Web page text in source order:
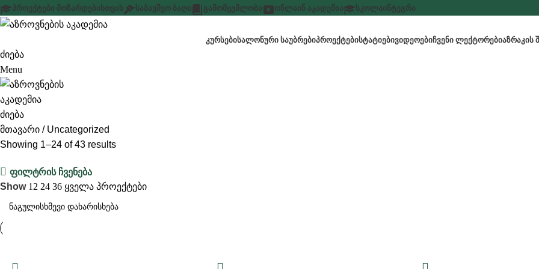
ᲞᲠᲝᲔᲥᲢᲔᲑᲘ ᲛᲝᲖᲐᲠᲓᲔᲑᲘᲡᲗᲕᲘᲡ ᲡᲐᲑᲐᲕᲨᲕᲝ ᲑᲐᲦᲘ ᲒᲐᲛᲝᲛᲪᲔᲛᲚᲝᲑᲐ ᲝᲜᲚᲐᲘᲜ ᲐᲙᲐᲓᲔᲛᲘᲐ ᲡᲙᲝᲚᲐᲘᲜᲢᲔᲒᲠᲐ
ᲙᲣᲠᲡᲔᲑᲘᲡᲐᲚᲝᲜᲣᲠᲘ ᲡᲐᲣᲑᲠᲔᲑᲘᲞᲠᲝᲔᲥᲢᲔᲑᲘᲡᲢᲐᲢᲘᲔᲑᲘᲕᲘᲓᲔᲝᲔᲑᲘᲩᲕᲔᲜᲘ ᲚᲔᲥᲢᲝᲠᲔᲑᲘᲐᲖᲠᲐᲙᲘᲡ
ძიება
Menu
ძიება
მთავარი
Uncategorized
Showing 1–24 of 43 results
ფილტრის ჩვენება
Show 12 24 36 ყველა პროექტები